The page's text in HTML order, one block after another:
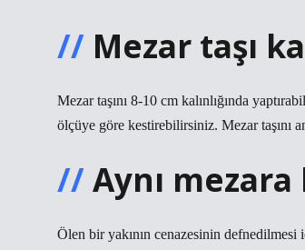
Mezar taşı
Mezar taşını 8-10 cm kalınlığında
ölçüye göre kestirebilirsiniz. Mezar taşını
Aynı
Ölen bir yakının cenazesinin